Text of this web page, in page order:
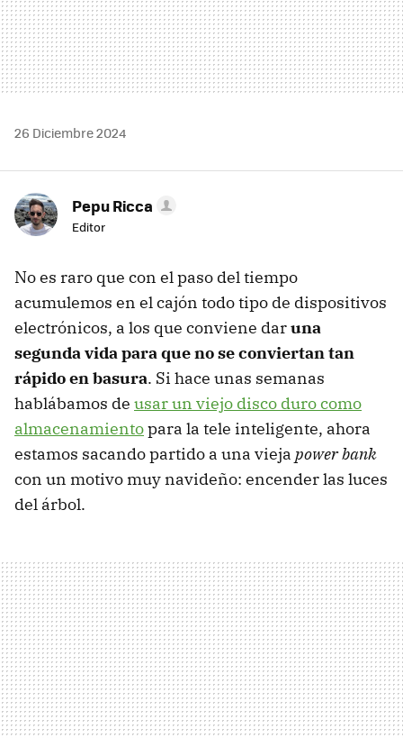
26 Diciembre 2024
Pepu Ricca
Editor
No es raro que con el paso del tiempo
acumulemos en el cajón todo tipo de dispositivos
electrónicos, a los que conviene daruna
segunda vida para que no se conviertan tan
rápido en basura. Si hace unas semanas
hablábamos de usar un viejo disco duro como
almacenamientopara la tele inteligente, ahora
estamos sacando partido a una vieja power bank
con un motivo muy navideño: encender las luces
del árbol.